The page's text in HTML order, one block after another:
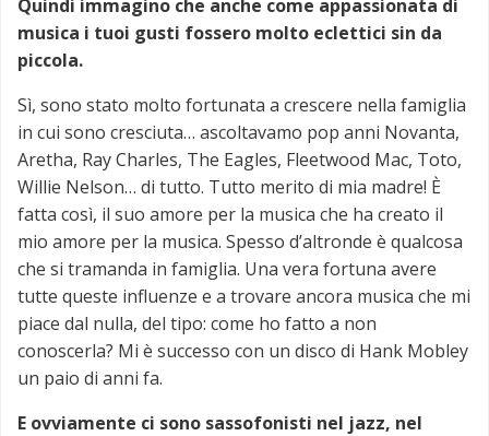
Quindi immagino che anche come appassionata di
musica i tuoi gusti fossero molto eclettici sin da
piccola.
Sì, sono stato molto fortunata a crescere nella famiglia
in cui sono cresciuta… ascoltavamo pop anni Novanta,
Aretha, Ray Charles, The Eagles, Fleetwood Mac, Toto,
Willie Nelson… di tutto. Tutto merito di mia madre! È
fatta così, il suo amore per la musica che ha creato il
mio amore per la musica. Spesso d’altronde è qualcosa
che si tramanda in famiglia. Una vera fortuna avere
tutte queste influenze e a trovare ancora musica che mi
piace dal nulla, del tipo: come ho fatto a non
conoscerla? Mi è successo con un disco di Hank Mobley
un paio di anni fa.
E ovviamente ci sono sassofonisti nel jazz, nel